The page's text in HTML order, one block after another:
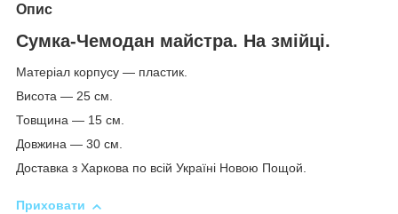
Опис
Сумка-Чемодан майстра. На змійці.
Матеріал корпусу — пластик.
Висота — 25 см.
Товщина — 15 см.
Довжина — 30 см.
Доставка з Харкова по всій Україні Новою Пощой.
Приховати